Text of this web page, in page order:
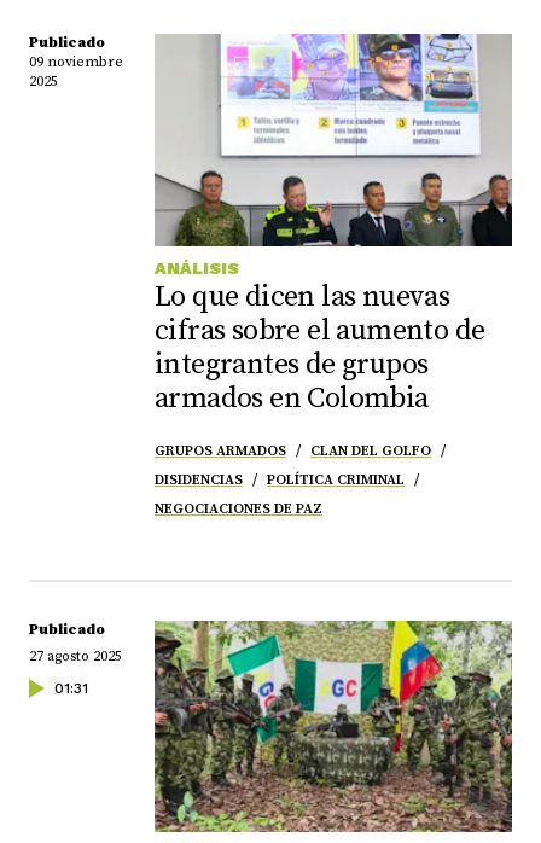
Publicado
09 noviembre
2025
ANÁLISIS
Lo que dicen las nuevas
cifras sobre el aumento de
integrantes de grupos
armados en Colombia
GRUPOS ARMADOS
CLAN DEL GOLFO
DISIDENCIAS
POLÍTICA CRIMINAL
NEGOCIACIONES DE PAZ
Publicado
27 agosto 2025
01:31